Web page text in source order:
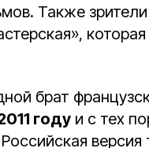
Также зрители
брат
году и с тех
версия